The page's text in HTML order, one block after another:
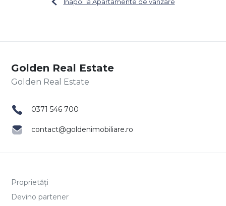
Golden Real Estate
0371 546 700
contact@goldenimobiliare.ro
Proprietăți
Devino partener